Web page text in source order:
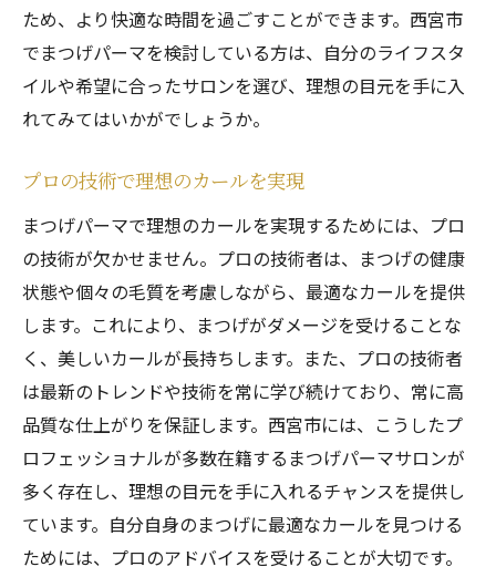
ため、より快適な時間を過ごすことができます。西宮市
でまつげパーマを検討している方は、自分のライフスタ
イルや希望に合ったサロンを選び、理想の目元を手に入
れてみてはいかがでしょうか。
プロの技術で理想のカールを実現
まつげパーマで理想のカールを実現するためには、プロ
の技術が欠かせません。プロの技術者は、まつげの健康
状態や個々の毛質を考慮しながら、最適なカールを提供
します。これにより、まつげがダメージを受けることな
く、美しいカールが長持ちします。また、プロの技術者
は最新のトレンドや技術を常に学び続けており、常に高
品質な仕上がりを保証します。西宮市には、こうしたプ
ロフェッショナルが多数在籍するまつげパーマサロンが
多く存在し、理想の目元を手に入れるチャンスを提供し
ています。自分自身のまつげに最適なカールを見つける
ためには、プロのアドバイスを受けることが大切です。